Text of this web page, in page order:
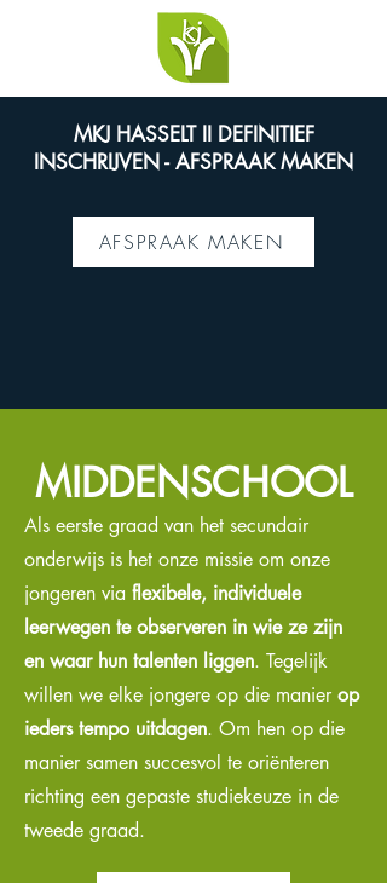
MKJ HASSELT II DEFINITIEF
INSCHRIJVEN - AFSPRAAK MAKEN
AFSPRAAK MAKEN
MIDDENSCHOOL
Als eerste graad van het secundair
onderwijs is het onze missie om onze
jongeren via flexibele, individuele
leerwegen te observeren in wie ze zijn
en waar hun talenten liggen. Tegelijk
willen we elke jongere op die manier op
ieders tempo uitdagen. Om hen op die
manier samen succesvol te oriënteren
richting een gepaste studiekeuze in de
tweede graad.